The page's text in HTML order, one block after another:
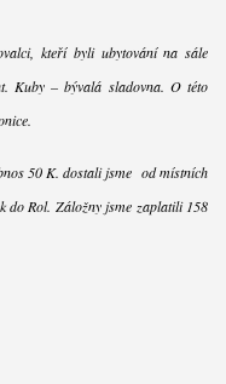
kteří byli ubytování na sále
Kuby – bývalá sladovna. O této
50 K. dostali jsme od místních
do Rol. Záložny jsme zaplatili 158